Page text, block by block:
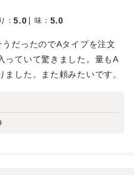
：5.0 味 ： 5.0
だったのでAタイプを注文
っていて驚きました。量もA
した。また頼みたいです。